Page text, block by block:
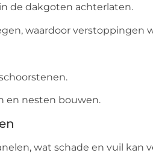
de dakgoten achterlaten.
waardoor verstoppingen
en nesten bouwen.
wat schade en vuil kan